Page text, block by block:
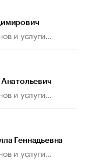
Дурова значат для
и услуги...
и услуги...
Геннадьевна
и услуги...